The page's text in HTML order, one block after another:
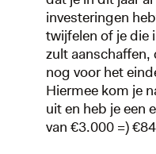
investeringen
twijfelen of je die
zult
nog voor het
Hiermee kom je
uit en heb je een
van €3.000 =)